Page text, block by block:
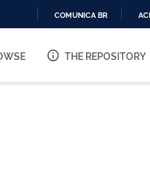
O
COMUNICA BR
THE REPOSITORY